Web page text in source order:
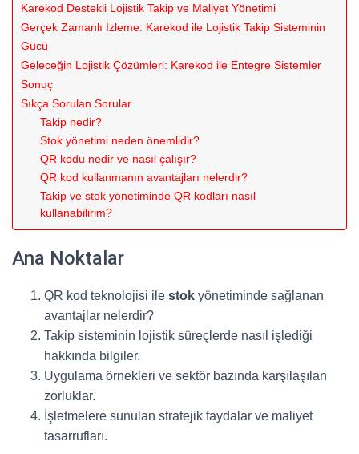
Karekod Destekli Lojistik Takip ve Maliyet Yönetimi
Gerçek Zamanlı İzleme: Karekod ile Lojistik Takip Sisteminin
Gücü
Geleceğin Lojistik Çözümleri: Karekod ile Entegre Sistemler
Sonuç
Sıkça Sorulan Sorular
Takip nedir?
Stok yönetimi neden önemlidir?
QR kodu nedir ve nasıl çalışır?
QR kod kullanmanın avantajları nelerdir?
Takip ve stok yönetiminde QR kodları nasıl
kullanabilirim?
Ana Noktalar
QR kod teknolojisi ile stok yönetiminde sağlanan
avantajlar nelerdir?
Takip sisteminin lojistik süreçlerde nasıl işlediği
hakkında bilgiler.
Uygulama örnekleri ve sektör bazında karşılaşılan
zorluklar.
İşletmelere sunulan stratejik faydalar ve maliyet
tasarrufları.